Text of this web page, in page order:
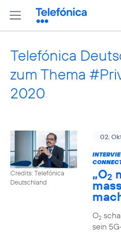
Telefónica
zum Thema
2020
Credits: Telefónica
Deutschland
02.
„O2
O2
sein